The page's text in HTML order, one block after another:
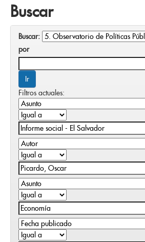
Buscar
Buscar:
por
Filtros actuales: